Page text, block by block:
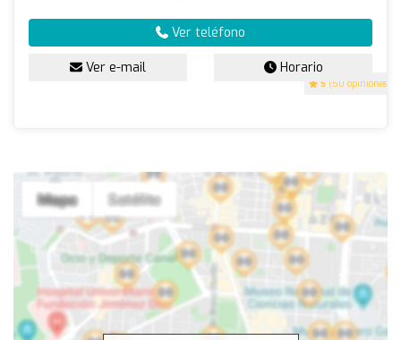
5 (50 opiniones)
Ver teléfono
Ver e-mail Horario